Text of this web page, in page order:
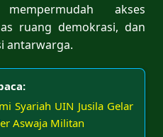
akses
ruang demokrasi, dan
antarwarga.
Syariah UIN Jusila Gelar
Aswaja Militan